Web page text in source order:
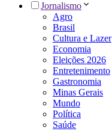
Jornalismo
Agro
Brasil
Cultura e Lazer
Economia
Eleições 2026
Entretenimento
Gastronomia
Minas Gerais
Mundo
Política
Saúde